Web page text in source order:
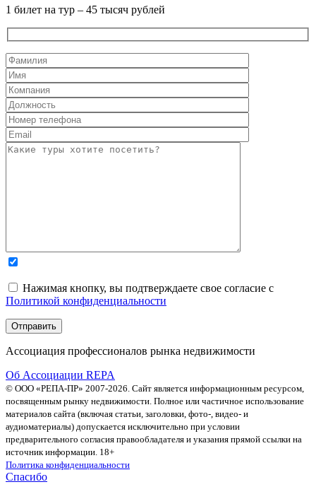
1 билет на тур – 45 тысяч рублей
Нажимая кнопку, вы подтверждаете свое согласие с
Политикой конфиденциальности
Ассоциация профессионалов рынка недвижимости
Об Ассоциации REPA
© ООО «РЕПА-ПР» 2007-2026. Сайт является информационным ресурсом,
посвященным рынку недвижимости. Полное или частичное использование
материалов сайта (включая статьи, заголовки, фото-, видео- и
аудиоматериалы) допускается исключительно при условии
предварительного согласия правообладателя и указания прямой ссылки на
источник информации. 18+
Политика конфиденциальности
Спасибо